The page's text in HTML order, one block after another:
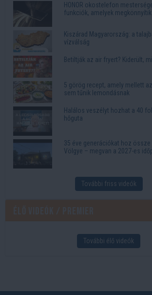
HONOR okostelefon
funkciók, amelyek
Kiszárad Magyarország: a
vízválság
Betiltják az air fryert? Kiderült,
5 görög recept, amely mellett
sem tűnik lemondásnak
Halálos veszélyt hozhat a 40
hőguta
35 éve generációkat hoz össze
Völgye – megvan a 2027-es
További friss videók
További élő videók